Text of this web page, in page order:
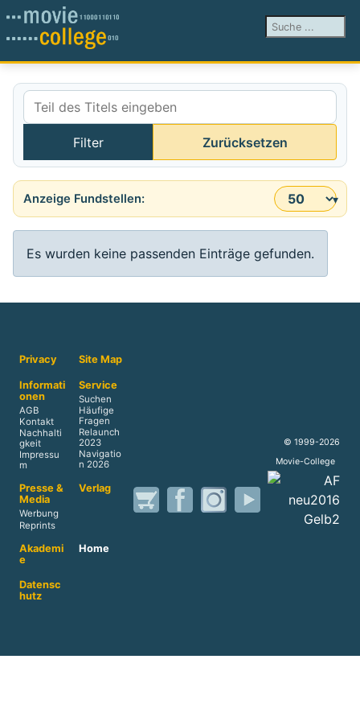
Suchen ...
Teil des Titels eingeben
Filter Zurücksetzen
Anzeige #
Information
Es wurden keine passenden Einträge gefunden.
Privacy Site Map
Informati
onen
AGB
Kontakt
Nachhalti
gkeit
Impressu
m
Service
Suchen
Häufige
Fragen
Relaunch
2023
Navigatio
n 2026
Presse &
Media
Werbung
Reprints
Verlag
Akademi
e
Home
Datensc
hutz
© 1999-2026
Movie-College